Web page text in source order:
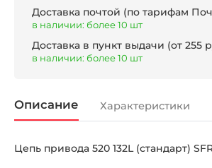
Доставка почтой (по тарифам
в наличии: более 10 шт
Доставка в пункт выдачи (от 255
в наличии: более 10 шт
Описание Характеристики
Цепь привода 520 132L (стандарт)